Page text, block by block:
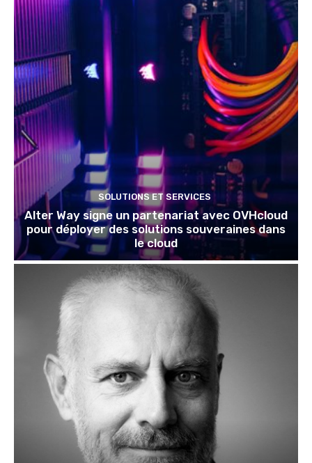
SOLUTIONS ET SERVICES
Alter Way signe un partenariat avec OVHcloud
pour déployer des solutions souveraines dans
le cloud